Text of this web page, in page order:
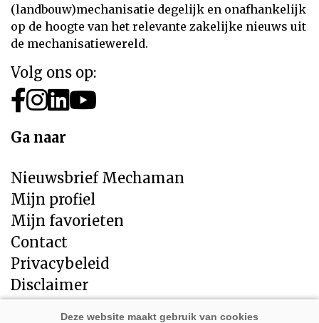
(landbouw)mechanisatie degelijk en onafhankelijk
op de hoogte van het relevante zakelijke nieuws uit
de mechanisatiewereld.
Volg ons op:
Ga naar
Nieuwsbrief Mechaman
Mijn profiel
Mijn favorieten
Contact
Privacybeleid
Disclaimer
Direct naar